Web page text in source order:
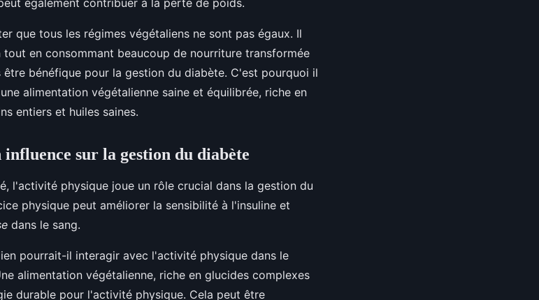
que tous les régimes végétaliens ne sont pas égaux. Il
en consommant beaucoup de nourriture transformée
bénéfique pour la gestion du diabète. C'est pourquoi il
alimentation végétalienne saine et équilibrée, riche en
entiers et huiles saines.
sur la gestion du diabète
l'activité physique joue un rôle crucial dans la gestion du
physique peut améliorer la sensibilité à l'insuline et
dans le sang.
pourrait-il interagir avec l'activité physique dans le
alimentation végétalienne, riche en glucides complexes
durable pour l'activité physique. Cela peut être